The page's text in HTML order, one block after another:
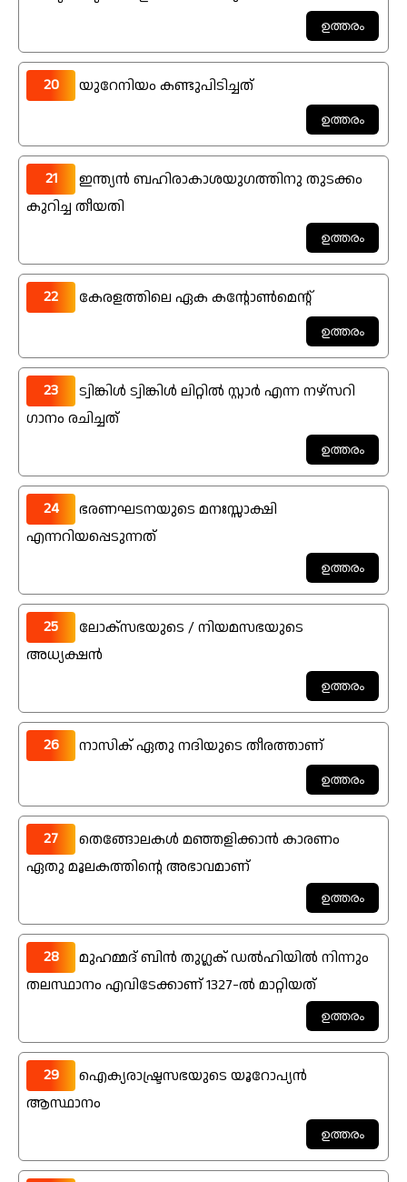
20 യുറേനിയം കണ്ടുപിടിച്ചത്
21
ഇന്ത്യൻ ബഹിരാകാശയുഗത്തിനു തുടക്കം
കുറിച്ച തീയതി
22 കേരളത്തിലെ ഏക കന്റോൺമെന്റ്
23
ട്വിങ്കിൾ ട്വിങ്കിൾ ലിറ്റിൽ സ്റ്റാർ എന്ന നഴ്സറി
ഗാനം രചിച്ചത്
24
ഭരണഘടനയുടെ മനഃസ്സാക്ഷി
എന്നറിയപ്പെടുന്നത്
25
ലോക്സഭയുടെ / നിയമസഭയുടെ
അധ്യക്ഷൻ
26 നാസിക് ഏതു നദിയുടെ തീരത്താണ്
27
തെങ്ങോലകൾ മഞ്ഞളിക്കാൻ കാരണം
ഏതു മൂലകത്തിന്റെ അഭാവമാണ്
28
മുഹമ്മദ് ബിൻ തുഗ്ലക് ഡൽഹിയിൽ നിന്നും
തലസ്ഥാനം എവിടേക്കാണ് 1327-ൽ മാറ്റിയത്
29
ഐക്യരാഷ്ട്രസഭയുടെ യൂറോപ്യൻ
ആസ്ഥാനം